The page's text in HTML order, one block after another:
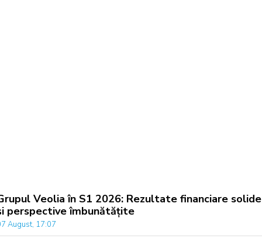
Veolia în S1 2026: Rezultate financiare solide
perspective îmbunătățite
August, 17:07